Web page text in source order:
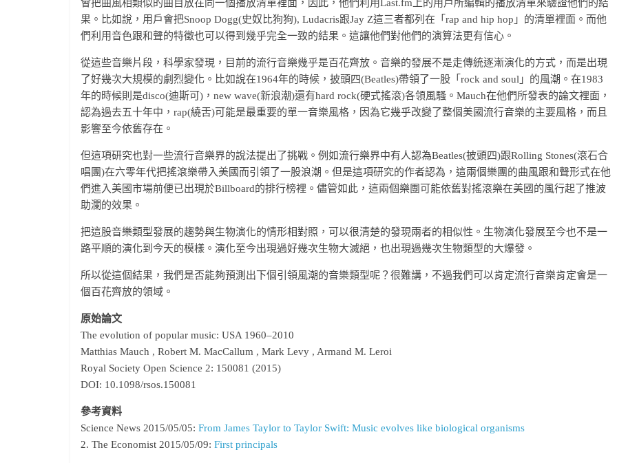
會把曲風相類似的曲目放在同一個播放清單裡面，因此，他們利用Last.fm上的用戶所編輯的播放清單來驗證他們的結
果。比如說，用戶會把Snoop Dogg(史奴比狗狗), Ludacris跟Jay Z這三者都列在「rap and hip hop」的清單裡面。而他
們利用音色跟和聲的特徵也可以得到幾乎完全一致的結果。這讓他們對他們的演算法更有信心。
從這些音樂片段，科學家發現，目前的流行音樂幾乎是百花齊放。音樂的發展不是走傳統逐漸演化的方式，而是出現
了好幾次大規模的劇烈變化。比如說在1964年的時候，披頭四(Beatles)帶領了一股「rock and soul」的風潮。在1983
年的時候則是disco(迪斯可)，new wave(新浪潮)還有hard rock(硬式搖滾)各領風騷。Mauch在他們所發表的論文裡面，
認為過去五十年中，rap(繞舌)可能是最重要的單一音樂風格，因為它幾乎改變了整個美國流行音樂的主要風格，而且
影響至今依舊存在。
但這項研究也對一些流行音樂界的說法提出了挑戰。例如流行樂界中有人認為Beatles(披頭四)跟Rolling Stones(滾石合
唱團)在六零年代把搖滾樂帶入美國而引領了一股浪潮。但是這項研究的作者認為，這兩個樂團的曲風跟和聲形式在他
們進入美國市場前便已出現於Billboard的排行榜裡。儘管如此，這兩個樂團可能依舊對搖滾樂在美國的風行起了推波
助瀾的效果。
把這股音樂類型發展的趨勢與生物演化的情形相對照，可以很清楚的發現兩者的相似性。生物演化發展至今也不是一
路平順的演化到今天的模樣。演化至今出現過好幾次生物大滅絕，也出現過幾次生物類型的大爆發。
所以從這個結果，我們是否能夠預測出下個引領風潮的音樂類型呢？很難講，不過我們可以肯定流行音樂肯定會是一
個百花齊放的領域。
原始論文
The evolution of popular music: USA 1960–2010
Matthias Mauch , Robert M. MacCallum , Mark Levy , Armand M. Leroi
Royal Society Open Science 2: 150081 (2015)
DOI: 10.1098/rsos.150081
參考資料
Science News 2015/05/05: From James Taylor to Taylor Swift: Music evolves like biological organisms
2. The Economist 2015/05/09: First principals